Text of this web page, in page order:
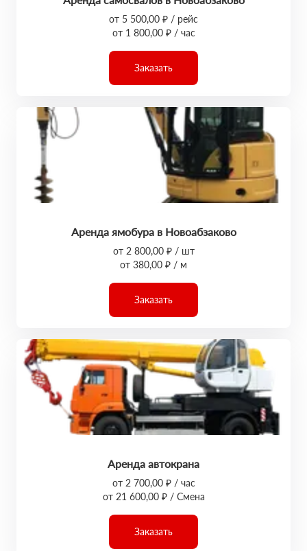
от 5 500,00 ₽ / рейс
от 1 800,00 ₽ / час
Заказать
Аренда ямобура в Новоабзаково
от 2 800,00 ₽ / шт
от 380,00 ₽ / м
Заказать
Аренда автокрана
от 2 700,00 ₽ / час
от 21 600,00 ₽ / Смена
Заказать